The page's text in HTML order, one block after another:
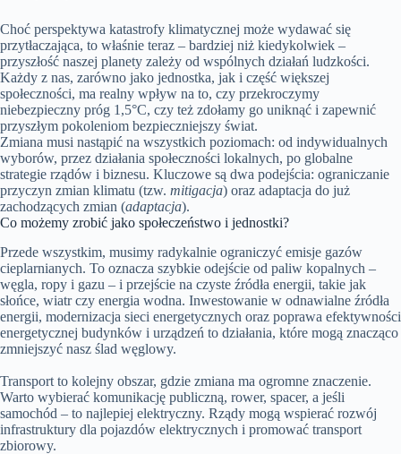
Choć perspektywa katastrofy klimatycznej może wydawać się
przytłaczająca, to właśnie teraz – bardziej niż kiedykolwiek –
przyszłość naszej planety zależy od wspólnych działań ludzkości.
Każdy z nas, zarówno jako jednostka, jak i część większej
społeczności, ma realny wpływ na to, czy przekroczymy
niebezpieczny próg 1,5°C, czy też zdołamy go uniknąć i zapewnić
przyszłym pokoleniom bezpieczniejszy świat.
Zmiana musi nastąpić na wszystkich poziomach: od indywidualnych
wyborów, przez działania społeczności lokalnych, po globalne
strategie rządów i biznesu. Kluczowe są dwa podejścia: ograniczanie
przyczyn zmian klimatu (tzw. mitigacja) oraz adaptacja do już
zachodzących zmian (adaptacja).
Co możemy zrobić jako społeczeństwo i jednostki?
Przede wszystkim, musimy radykalnie ograniczyć emisje gazów
cieplarnianych. To oznacza szybkie odejście od paliw kopalnych –
węgla, ropy i gazu – i przejście na czyste źródła energii, takie jak
słońce, wiatr czy energia wodna. Inwestowanie w odnawialne źródła
energii, modernizacja sieci energetycznych oraz poprawa efektywności
energetycznej budynków i urządzeń to działania, które mogą znacząco
zmniejszyć nasz ślad węglowy.
Transport to kolejny obszar, gdzie zmiana ma ogromne znaczenie.
Warto wybierać komunikację publiczną, rower, spacer, a jeśli
samochód – to najlepiej elektryczny. Rządy mogą wspierać rozwój
infrastruktury dla pojazdów elektrycznych i promować transport
zbiorowy.